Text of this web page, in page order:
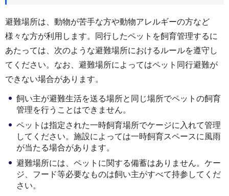
避難場所は、動物が苦手な方や動物アレルギーの方など
様々な方が利用します。同行したペットを飼育管理するに
あたっては、次のような避難場所におけるルールを遵守し
てください。なお、避難場所によってはペット同行避難が
できない場合があります。
飼い主が避難生活を送る場所と同じ場所でペットの飼育
管理を行うことはできません。
ペットは指定された一時飼育場所でケージに入れて管理
してください。施設によっては一時飼育スペースに風雨
が当たる場合があります。
避難場所には、ペットに関する備蓄はありません。ケー
ジ、フード等必要なものは飼い主がすべて持参してくだ
さい。